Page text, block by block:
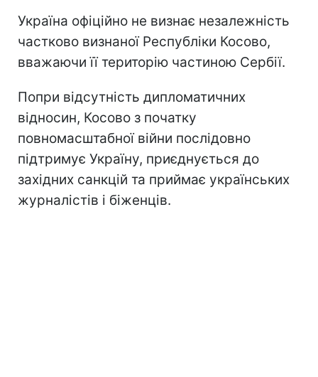
Україна офіційно не визнає незалежність
частково визнаної Республіки Косово,
вважаючи її територію частиною Сербії.
Попри відсутність дипломатичних
відносин, Косово з початку
повномасштабної війни послідовно
підтримує Україну, приєднується до
західних санкцій та приймає українських
журналістів і біженців.